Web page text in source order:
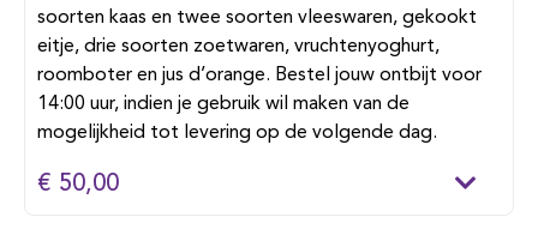
soorten kaas en twee soorten vleeswaren, gekookt
eitje, drie soorten zoetwaren, vruchtenyoghurt,
roomboter en jus d’orange. Bestel jouw ontbijt voor
14:00 uur, indien je gebruik wil maken van de
mogelijkheid tot levering op de volgende dag.
€ 50,00